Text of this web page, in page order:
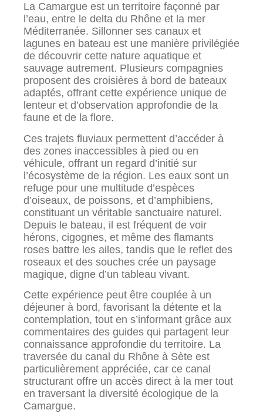
La Camargue est un territoire façonné par
l’eau, entre le delta du Rhône et la mer
Méditerranée. Sillonner ses canaux et
lagunes en bateau est une manière privilégiée
de découvrir cette nature aquatique et
sauvage autrement. Plusieurs compagnies
proposent des croisières à bord de bateaux
adaptés, offrant cette expérience unique de
lenteur et d’observation approfondie de la
faune et de la flore.
Ces trajets fluviaux permettent d’accéder à
des zones inaccessibles à pied ou en
véhicule, offrant un regard d’initié sur
l’écosystème de la région. Les eaux sont un
refuge pour une multitude d’espèces
d’oiseaux, de poissons, et d’amphibiens,
constituant un véritable sanctuaire naturel.
Depuis le bateau, il est fréquent de voir
hérons, cigognes, et même des flamants
roses battre les ailes, tandis que le reflet des
roseaux et des souches crée un paysage
magique, digne d’un tableau vivant.
Cette expérience peut être couplée à un
déjeuner à bord, favorisant la détente et la
contemplation, tout en s’informant grâce aux
commentaires des guides qui partagent leur
connaissance approfondie du territoire. La
traversée du canal du Rhône à Sète est
particulièrement appréciée, car ce canal
structurant offre un accès direct à la mer tout
en traversant la diversité écologique de la
Camargue.